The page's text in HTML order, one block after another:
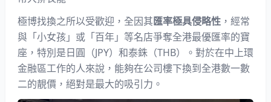
極博找換之所以受歡迎，全因其匯率極具侵略性 ，經常
與「小女孩」或「百年」等名店爭奪全港最優匯率的寶
座，特別是日圓（JPY）和泰銖（THB）。對於在中上環
金融區工作的人來說，能夠在公司樓下換到全港數一數
二的靚價，絕對是最大的吸引力。